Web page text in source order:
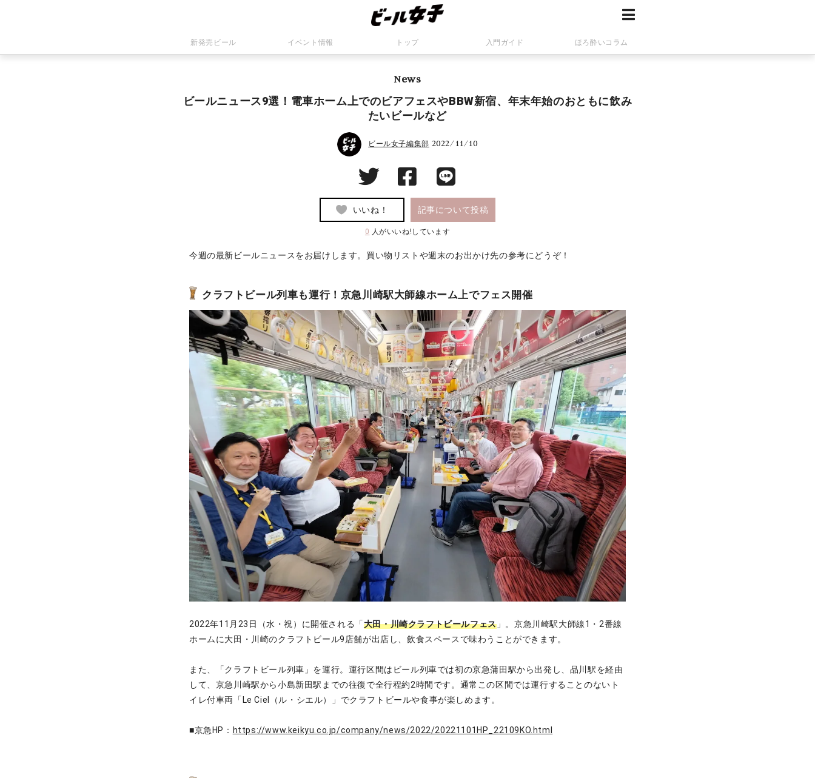
新発売ビール イベント情報 トップ 入門ガイド ほろ酔いコラム
News
ビールニュース9選！電車ホーム上でのビアフェスやBBW新宿、年末年始のおともに飲み
たいビールなど
ビール女子編集部 2022/11/10
いいね！ 記事について投稿
0 人がいいね!しています
今週の最新ビールニュースをお届けします。買い物リストや週末のお出かけ先の参考にどうぞ！
クラフトビール列車も運行！京急川崎駅大師線ホーム上でフェス開催
2022年11月23日（水・祝）に開催される「大田・川崎クラフトビールフェス」。京急川崎駅大師線1・2番線
ホームに大田・川崎のクラフトビール9店舗が出店し、飲食スペースで味わうことができます。
また、「クラフトビール列車」を運行。運行区間はビール列車では初の京急蒲田駅から出発し、品川駅を経由
して、京急川崎駅から小島新田駅までの往復で全行程約2時間です。通常この区間では運行することのないト
イレ付車両「Le Ciel（ル・シエル）」でクラフトビールや食事が楽しめます。
■京急HP： https://www.keikyu.co.jp/company/news/2022/20221101HP_22109KO.html